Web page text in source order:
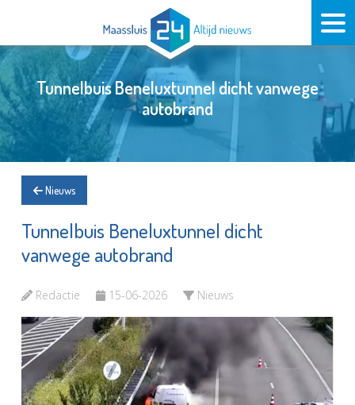
Tunnelbuis Beneluxtunnel dicht vanwege
autobrand
Nieuws
Tunnelbuis Beneluxtunnel dicht
vanwege autobrand
Redactie 15-06-2026 Nieuws